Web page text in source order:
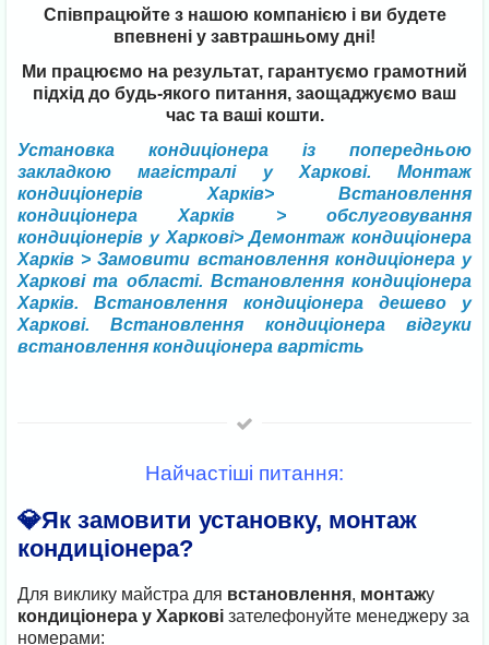
Співпрацюйте з нашою компанією і ви будете
впевнені у завтрашньому дні!
Ми працюємо на результат, гарантуємо грамотний
підхід до будь-якого питання, заощаджуємо ваш
час та ваші кошти.
Установка кондиціонера із попередньою
закладкою магістралі у Харкові. Монтаж
кондиціонерів Харків> Встановлення
кондиціонера Харків > обслуговування
кондиціонерів у Харкові> Демонтаж кондиціонера
Харків > Замовити встановлення кондиціонера у
Харкові та області. Встановлення кондиціонера
Харків. Встановлення кондиціонера дешево у
Харкові. Встановлення кондиціонера відгуки
встановлення кондиціонера вартість
Найчастіші питання:
💎Як замовити установку, монтаж
кондиціонера?
Для виклику майстра для встановлення, монтажу
кондиціонера у Харкові зателефонуйте менеджеру за
номерами: